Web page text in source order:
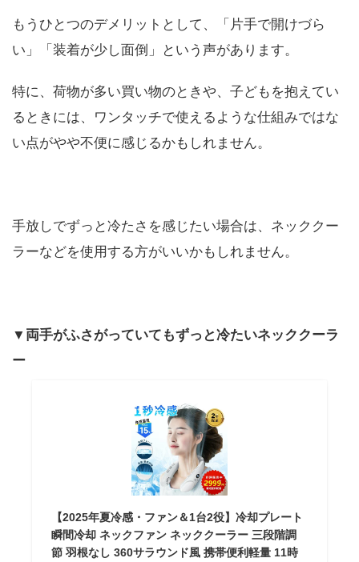
もうひとつのデメリットとして、「片手で開けづら
い」「装着が少し面倒」という声があります。
特に、荷物が多い買い物のときや、子どもを抱えてい
るときには、ワンタッチで使えるような仕組みではな
い点がやや不便に感じるかもしれません。
手放しでずっと冷たさを感じたい場合は、ネッククー
ラーなどを使用する方がいいかもしれません。
▼両手がふさがっていてもずっと冷たいネッククーラ
ー
【2025年夏冷感・ファン＆1台2役】冷却プレート
瞬間冷却 ネックファン ネッククーラー 三段階調
節 羽根なし 360サラウンド風 携帯便利軽量 11時